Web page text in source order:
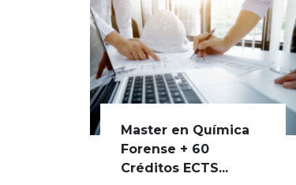
Master en Química
Forense + 60
Créditos ECTS...